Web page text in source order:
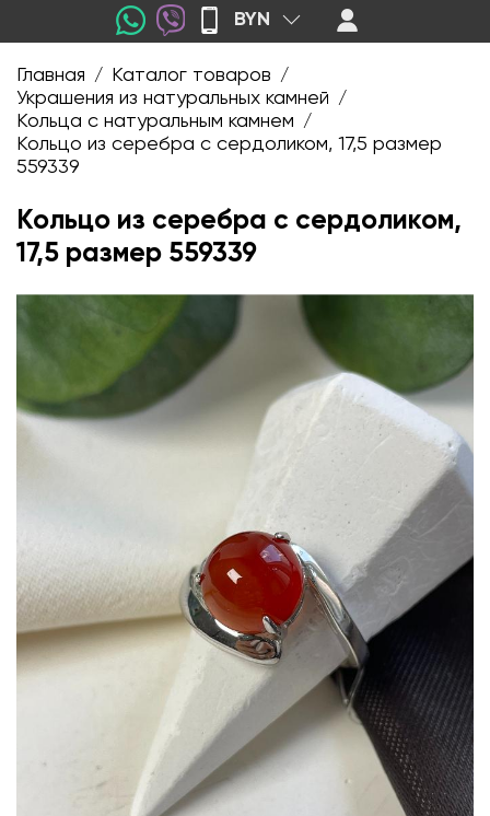
BYN
Главная / Каталог товаров /
Украшения из натуральных камней /
Кольца с натуральным камнем /
Кольцо из серебра с сердоликом, 17,5 размер
559339
Кольцо из серебра с сердоликом,
17,5 размер 559339